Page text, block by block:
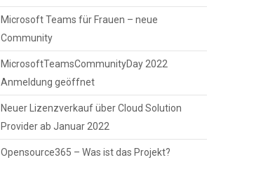
Microsoft Teams für Frauen – neue
Community
MicrosoftTeamsCommunityDay 2022
Anmeldung geöffnet
Neuer Lizenzverkauf über Cloud Solution
Provider ab Januar 2022
Opensource365 – Was ist das Projekt?